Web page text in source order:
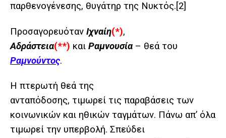
παρθενογένεσης, θυγάτηρ της Νυκτός.[2]
Προσαγορευόταν Ιχναίη(*),
Αδράστεια(**) και Ραμνουσία – θεά του
Ραμνούντος.
Η πτερωτή θεά της
ανταπόδοσης, τιμωρεί τις παραβάσεις των
κοινωνικών και ηθικών ταγμάτων. Πάνω απ’ όλα
τιμωρεί την υπερβολή. Σπεύδει